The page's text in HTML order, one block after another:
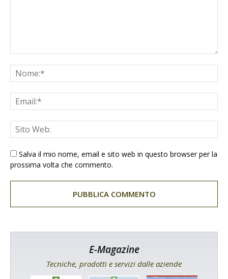
Salva il mio nome, email e sito web in questo browser per la
prossima volta che commento.
E-Magazine
Tecniche, prodotti e servizi dalle aziende